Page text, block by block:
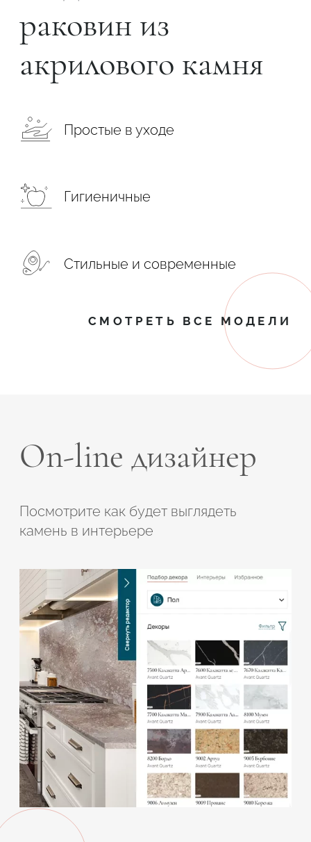
раковин из
акрилового камня
Простые в уходе
Гигиеничные
Стильные и современные
СМОТРЕТЬ ВСЕ МОДЕЛИ
On-line дизайнер
Посмотрите как будет выглядеть
камень в интерьере